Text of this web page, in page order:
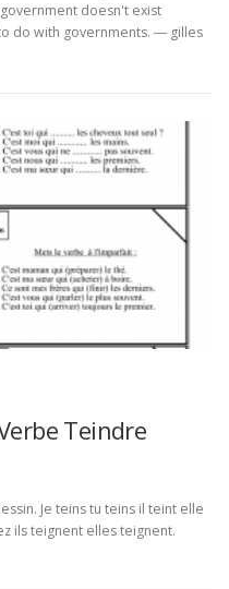
doesn't exist
do with governments. ― gilles
Teindre
Je teins tu teins il teint elle
ils teignent elles teignent.